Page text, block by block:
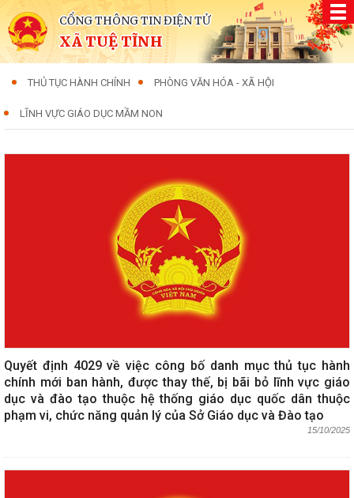
CỔNG THÔNG TIN ĐIỆN TỬ
XÃ TUỆ TĨNH
THỦ TỤC HÀNH CHÍNH PHÒNG VĂN HÓA - XÃ HỘI
LĨNH VỰC GIÁO DỤC MẦM NON
Quyết định 4029 về việc công bố danh mục thủ tục hành
chính mới ban hành, được thay thế, bị bãi bỏ lĩnh vực giáo
dục và đào tạo thuộc hệ thống giáo dục quốc dân thuộc
phạm vi, chức năng quản lý của Sở Giáo dục và Đào tạo
15/10/2025